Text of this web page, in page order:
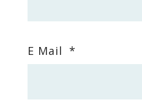
E Mail *